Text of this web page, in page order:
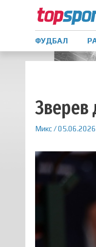
ФУДБАЛ
Зверев
Микс/05.06.2026